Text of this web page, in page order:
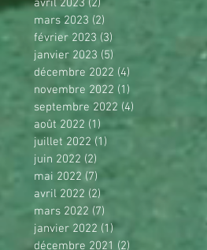
mars 2023 (2)
février 2023 (3)
janvier 2023 (5)
décembre 2022 (4)
novembre 2022 (1)
septembre 2022 (4)
août 2022 (1) 1 post
juillet 2022 (1)
juin 2022 (2)
mai 2022 (7)
avril 2022 (2)2 posts
mars 2022 (7)
janvier 2022 (1)1 post
décembre 2021 (2)